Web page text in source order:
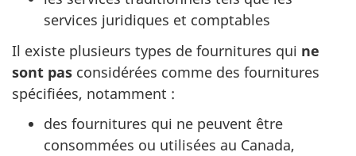
services juridiques et comptables
Il existe plusieurs types de fournitures qui ne
sont pas considérées comme des fournitures
spécifiées, notamment :
des fournitures qui ne peuvent être
consommées ou utilisées au Canada,